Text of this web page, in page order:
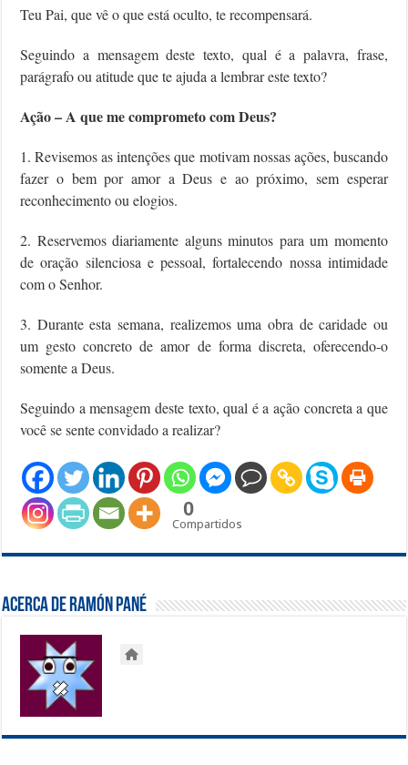
Teu Pai, que vê o que está oculto, te recompensará.
Seguindo a mensagem deste texto, qual é a palavra, frase,
parágrafo ou atitude que te ajuda a lembrar este texto?
Ação – A que me comprometo com Deus?
1. Revisemos as intenções que motivam nossas ações, buscando
fazer o bem por amor a Deus e ao próximo, sem esperar
reconhecimento ou elogios.
2. Reservemos diariamente alguns minutos para um momento
de oração silenciosa e pessoal, fortalecendo nossa intimidade
com o Senhor.
3. Durante esta semana, realizemos uma obra de caridade ou
um gesto concreto de amor de forma discreta, oferecendo-o
somente a Deus.
Seguindo a mensagem deste texto, qual é a ação concreta a que
você se sente convidado a realizar?
0
Compartidos
Acerca de Ramón Pané